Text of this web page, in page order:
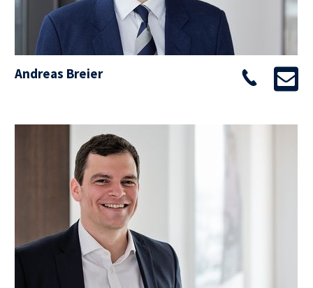
Andreas Breier